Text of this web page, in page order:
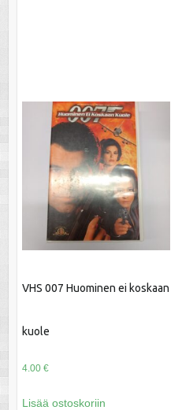
VHS 007 Huominen ei koskaan
kuole
4.00 €
Lisää ostoskoriin